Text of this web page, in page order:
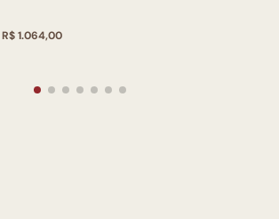
R$ 1.064,00